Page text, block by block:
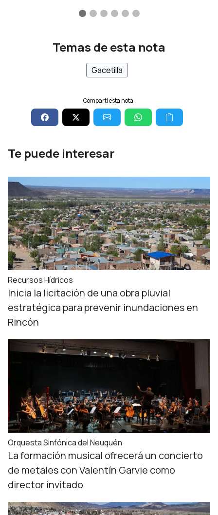
Temas de esta nota
Gacetilla
Compartí esta nota:
Te puede interesar
Recursos Hídricos
Inicia la licitación de una obra pluvial
estratégica para prevenir inundaciones en
Rincón
Orquesta Sinfónica del Neuquén
La formación musical ofrecerá un concierto
de metales con Valentín Garvie como
director invitado